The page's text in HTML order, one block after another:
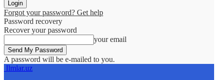
Forgot your password? Get help
Password recovery
Recover your password
your email
A password will be e-mailed to you.
Ilmlar.uz